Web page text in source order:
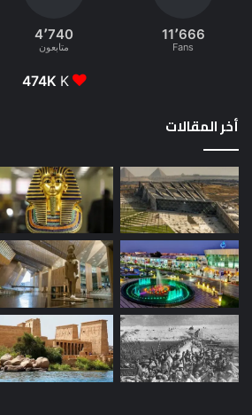
11٬666
Fans
4٬740
متابعون
474K K
أخر المقالات